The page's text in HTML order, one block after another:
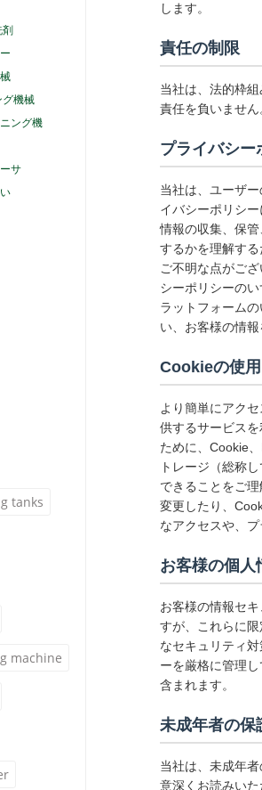
剤
機械
ング機
サ
tanks
machine
します。
責任の制限
当社は、法的枠
責任を負いません
プライバシー
当社は、ユーザ
イバシーポリシ
情報の収集、保
するかを理解す
ご不明な点がご
シーポリシーの
ラットフォーム
い、お客様の情
Cookieの使用
より簡単にアク
供するサービス
ために、Cookie
トレージ（総称
できることをご
変更したり、
なアクセスや、
お客様の個人
お客様の情報セ
すが、これらに
なセキュリティ
ーを厳格に管理
含まれます。
未成年者の保
当社は、未成年
意深くお読みい